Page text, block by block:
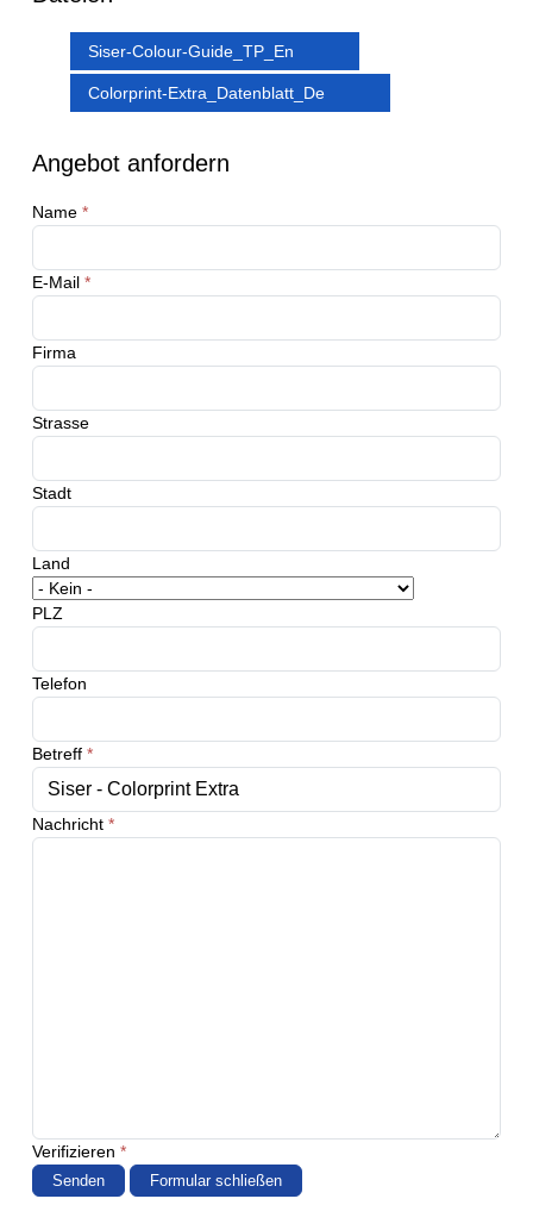
Siser-Colour-Guide_TP_En
Colorprint-Extra_Datenblatt_De
Angebot anfordern
Name *
E-Mail *
Firma
Strasse
Stadt
Land
PLZ
Telefon
Betreff *
Nachricht *
Verifizieren *
Senden Formular schließen